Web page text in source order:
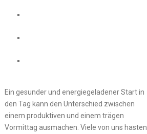
Ein gesunder und energiegeladener Start in
den Tag kann den Unterschied zwischen
einem produktiven und einem trägen
Vormittag ausmachen. Viele von uns hasten